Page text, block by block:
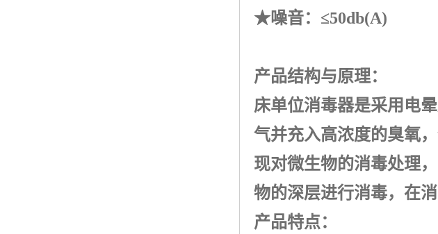
★噪音：≤50db(A)
产品结构与原理：
床单位消毒器是采用电
气并充入高浓度的臭氧
现对微生物的消毒处理
物的深层进行消毒，在
产品特点：